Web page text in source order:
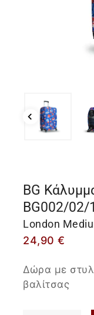
BG
BG002/02/
London
24,90 €
Δώρα με
βαλίτσας